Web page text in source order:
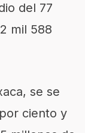
del 77
mil 588
se se
ciento y